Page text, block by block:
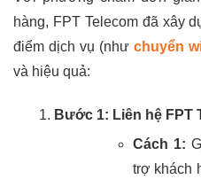
hàng, FPT Telecom đã xây
điểm dịch vụ (như chuyển
và hiệu quả:
Bước 1: Liên hệ FPT
Cách 1:
trợ khách